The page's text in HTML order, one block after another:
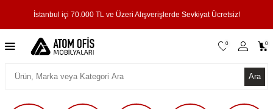
İstanbul içi 70.000 TL ve Üzeri Alışverişlerde Sevkiyat Ücretsiz!
Ara
0 0